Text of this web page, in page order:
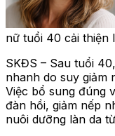
nữ tuổi 40 cải thiện
SKĐS – Sau tuổi
nhanh do suy giảm
Việc bổ sung đúng
đàn hồi, giảm nếp
nuôi dưỡng làn da